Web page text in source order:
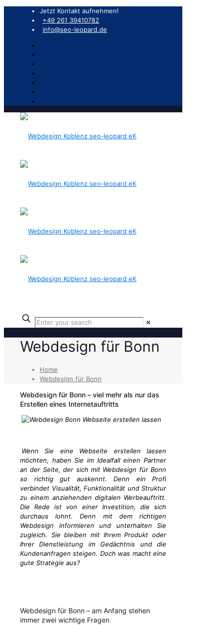
Jetzt Kontakt aufnehmen!
+49 261 39410782
info@seo-leopard.de
✕
Webdesign für Bonn
Home
Webdesign für Bonn
Webdesign für Bonn – viel mehr als nur das
Erstellen eines Internetauftritts
Wenn Sie eine Webseite erstellen lassen
möchten, haben Sie im Idealfall einen Partner
an der Seite, der sich mit Webdesign für Bonn
so richtig gut auskennt. Denn ein Profi
verbindet Visualität, Funktionalität und Struktur
zu einem anziehenden digitalen Werbeauftritt.
Die Rede ist von einer Investition, die sich
durchaus lohnt. Denn mit dem richtigen
Webdesign informieren und unterhalten Sie
zugleich. Sie bleiben mit Ihrem Produkt oder
Ihrer Dienstleistung im Gedächtnis und die
Kundenanfragen steigen. Doch was macht eine
gute Strategie aus?
Webdesign für Bonn – am Anfang stehen
immer zwei wichtige Fragen